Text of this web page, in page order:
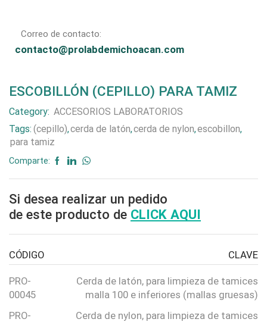
Correo de contacto:
contacto@prolabdemichoacan.com
ESCOBILLÓN (CEPILLO) PARA TAMIZ
Category: ACCESORIOS LABORATORIOS
Tags: (cepillo),cerda de latón,cerda de nylon,escobillon,
para tamiz
Comparte:
Si desea realizar un pedido
de este producto de CLICK AQUI
CÓDIGO CLAVE
PRO-
00045
Cerda de latón, para limpieza de tamices
malla 100 e inferiores (mallas gruesas)
PRO-
Cerda de nylon, para limpieza de tamices